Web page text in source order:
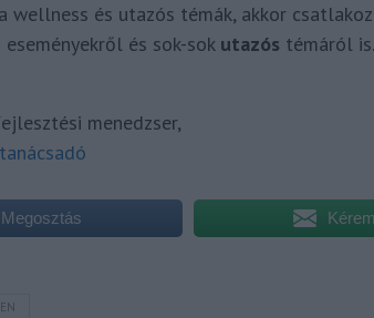
wellness és utazós témák, akkor
és sok-sok utazós témáról is.
menedzser,
Megosztás